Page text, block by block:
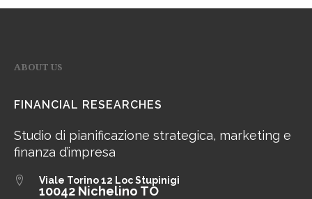
ABOUT US
FINANCIAL RESEARCHES
Studio di pianificazione strategica, marketing e
finanza d’impresa
Viale Torino 12 Loc Stupinigi
10042 Nichelino TO